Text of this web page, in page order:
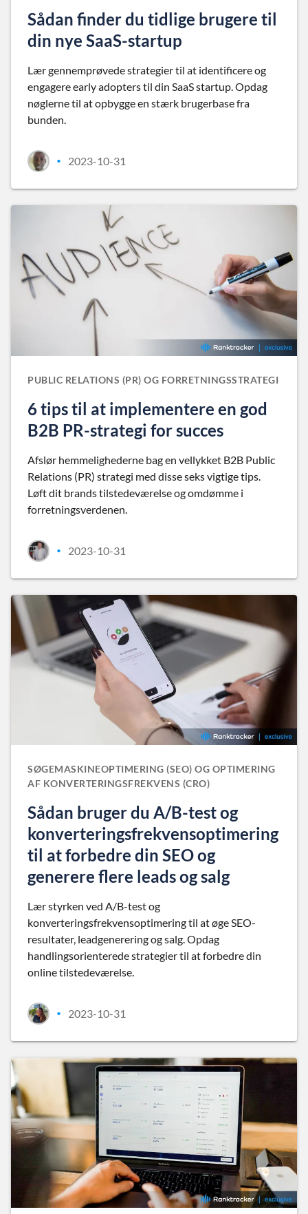
Sådan finder du tidlige brugere til
din nye SaaS-startup
Lær gennemprøvede strategier til at identificere og
engagere early adopters til din SaaS startup. Opdag
nøglerne til at opbygge en stærk brugerbase fra
bunden.
• 2023-10-31
PUBLIC RELATIONS (PR) OG FORRETNINGSSTRATEGI
6 tips til at implementere en god
B2B PR-strategi for succes
Afslør hemmelighederne bag en vellykket B2B Public
Relations (PR) strategi med disse seks vigtige tips.
Løft dit brands tilstedeværelse og omdømme i
forretningsverdenen.
• 2023-10-31
SØGEMASKINEOPTIMERING (SEO) OG OPTIMERING
AF KONVERTERINGSFREKVENS (CRO)
Sådan bruger du A/B-test og
konverteringsfrekvensoptimering
til at forbedre din SEO og
generere flere leads og salg
Lær styrken ved A/B-test og
konverteringsfrekvensoptimering til at øge SEO-
resultater, leadgenerering og salg. Opdag
handlingsorienterede strategier til at forbedre din
online tilstedeværelse.
• 2023-10-31